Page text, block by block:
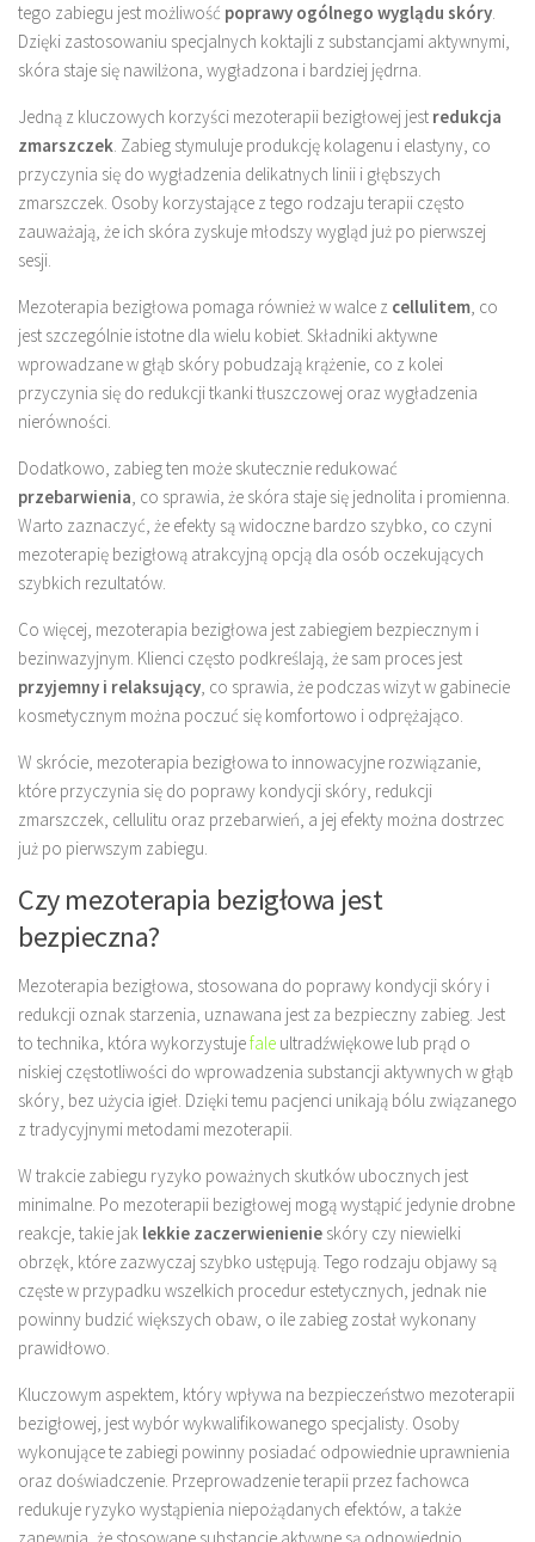
tego zabiegu jest możliwość poprawy ogólnego wyglądu skóry.
Dzięki zastosowaniu specjalnych koktajli z substancjami aktywnymi,
skóra staje się nawilżona, wygładzona i bardziej jędrna.
Jedną z kluczowych korzyści mezoterapii bezigłowej jest redukcja
zmarszczek. Zabieg stymuluje produkcję kolagenu i elastyny, co
przyczynia się do wygładzenia delikatnych linii i głębszych
zmarszczek. Osoby korzystające z tego rodzaju terapii często
zauważają, że ich skóra zyskuje młodszy wygląd już po pierwszej
sesji.
Mezoterapia bezigłowa pomaga również w walce z cellulitem, co
jest szczególnie istotne dla wielu kobiet. Składniki aktywne
wprowadzane w głąb skóry pobudzają krążenie, co z kolei
przyczynia się do redukcji tkanki tłuszczowej oraz wygładzenia
nierówności.
Dodatkowo, zabieg ten może skutecznie redukować
przebarwienia, co sprawia, że skóra staje się jednolita i promienna.
Warto zaznaczyć, że efekty są widoczne bardzo szybko, co czyni
mezoterapię bezigłową atrakcyjną opcją dla osób oczekujących
szybkich rezultatów.
Co więcej, mezoterapia bezigłowa jest zabiegiem bezpiecznym i
bezinwazyjnym. Klienci często podkreślają, że sam proces jest
przyjemny i relaksujący, co sprawia, że podczas wizyt w gabinecie
kosmetycznym można poczuć się komfortowo i odprężająco.
W skrócie, mezoterapia bezigłowa to innowacyjne rozwiązanie,
które przyczynia się do poprawy kondycji skóry, redukcji
zmarszczek, cellulitu oraz przebarwień, a jej efekty można dostrzec
już po pierwszym zabiegu.
Czy mezoterapia bezigłowa jest
bezpieczna?
Mezoterapia bezigłowa, stosowana do poprawy kondycji skóry i
redukcji oznak starzenia, uznawana jest za bezpieczny zabieg. Jest
to technika, która wykorzystujefale ultradźwiękowe lub prąd o
niskiej częstotliwości do wprowadzenia substancji aktywnych w głąb
skóry, bez użycia igieł. Dzięki temu pacjenci unikają bólu związanego
z tradycyjnymi metodami mezoterapii.
W trakcie zabiegu ryzyko poważnych skutków ubocznych jest
minimalne. Po mezoterapii bezigłowej mogą wystąpić jedynie drobne
reakcje, takie jak lekkie zaczerwienienie skóry czy niewielki
obrzęk, które zazwyczaj szybko ustępują. Tego rodzaju objawy są
częste w przypadku wszelkich procedur estetycznych, jednak nie
powinny budzić większych obaw, o ile zabieg został wykonany
prawidłowo.
Kluczowym aspektem, który wpływa na bezpieczeństwo mezoterapii
bezigłowej, jest wybór wykwalifikowanego specjalisty. Osoby
wykonujące te zabiegi powinny posiadać odpowiednie uprawnienia
oraz doświadczenie. Przeprowadzenie terapii przez fachowca
redukuje ryzyko wystąpienia niepożądanych efektów, a także